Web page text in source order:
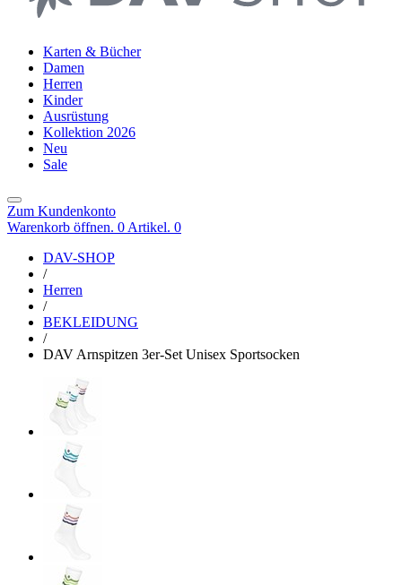
Karten & Bücher
Damen
Herren
Kinder
Ausrüstung
Kollektion 2026
Neu
Sale
Zum Kundenkonto
Warenkorb öffnen. 0 Artikel. 0
DAV-SHOP
/
Herren
/
BEKLEIDUNG
/
DAV Arnspitzen 3er-Set Unisex Sportsocken